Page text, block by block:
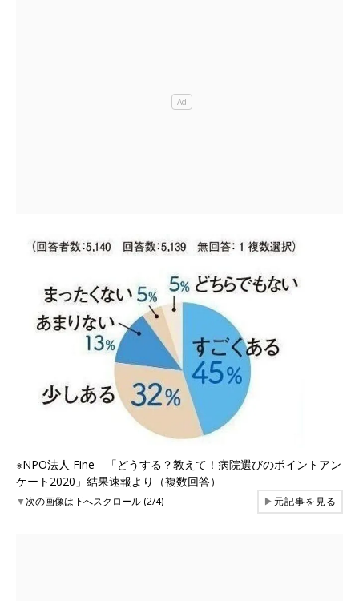
※NPO法人 Fine 「どうする？教えて！病院選びのポイントアン
ケート2020」結果速報より（複数回答）
▼次の画像は下へスクロール (2/4) ▶元記事を見る